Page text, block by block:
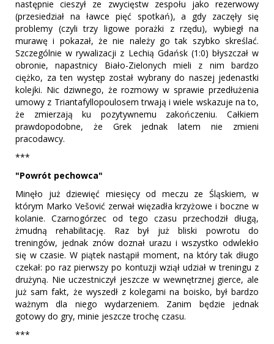
następnie cieszył ze zwycięstw zespołu jako rezerwowy
(przesiedział na ławce pięć spotkań), a gdy zaczęły się
problemy (czyli trzy ligowe porażki z rzędu), wybiegł na
murawę i pokazał, że nie należy go tak szybko skreślać.
Szczególnie w rywalizacji z Lechią Gdańsk (1:0) błyszczał w
obronie, napastnicy Biało-Zielonych mieli z nim bardzo
ciężko, za ten występ został wybrany do naszej jedenastki
kolejki. Nic dziwnego, że rozmowy w sprawie przedłużenia
umowy z Triantafyllopoulosem trwają i wiele wskazuje na to,
że zmierzają ku pozytywnemu zakończeniu. Całkiem
prawdopodobne, że Grek jednak latem nie zmieni
pracodawcy.
***
"Powrót pechowca"
Minęło już dziewięć miesięcy od meczu ze Śląskiem, w
którym Marko Vešović zerwał więzadła krzyżowe i boczne w
kolanie. Czarnogórzec od tego czasu przechodził długą,
żmudną rehabilitację. Raz był już bliski powrotu do
treningów, jednak znów doznał urazu i wszystko odwlekło
się w czasie. W piątek nastąpił moment, na który tak długo
czekał: po raz pierwszy po kontuzji wziął udział w treningu z
drużyną. Nie uczestniczył jeszcze w wewnętrznej gierce, ale
już sam fakt, że wyszedł z kolegami na boisko, był bardzo
ważnym dla niego wydarzeniem. Zanim będzie jednak
gotowy do gry, minie jeszcze trochę czasu.
***